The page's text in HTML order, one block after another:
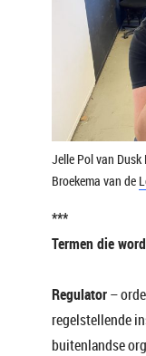
Jelle Pol van Dusk
Broekema van de
***
Termen die
Regulator–
regelstellende
buitenlandse